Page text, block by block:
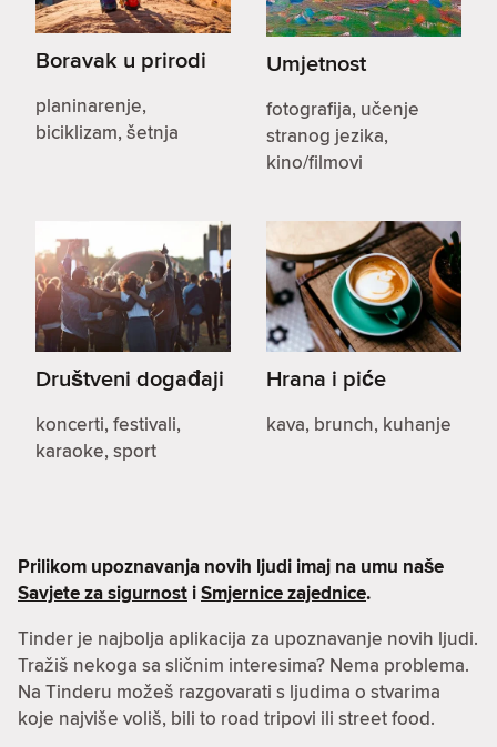
Boravak u prirodi
planinarenje,
biciklizam, šetnja
Umjetnost
fotografija, učenje
stranog jezika,
kino/filmovi
Društveni događaji
koncerti, festivali,
karaoke, sport
Hrana i piće
kava, brunch, kuhanje
Prilikom upoznavanja novih ljudi imaj na umu naše
Savjete za sigurnost iSmjernice zajednice.
Tinder je najbolja aplikacija za upoznavanje novih ljudi.
Tražiš nekoga sa sličnim interesima? Nema problema.
Na Tinderu možeš razgovarati s ljudima o stvarima
koje najviše voliš, bili to road tripovi ili street food.